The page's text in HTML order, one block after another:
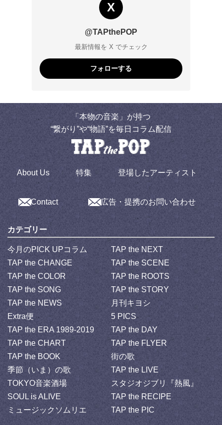
X
@TAPthePOP
最新情報を X でチェック
フォローする
「本物の音楽」が持つ
“繋がり”や“物語”を毎日コラム配信
About Us 特集 登場したアーティスト
Contact 広告・提携のお問い合わせ
カテゴリー
今月のPICK UPコラム
TAP the NEXT
TAP the CHANGE
TAP the SCENE
TAP the COLOR
TAP the ROOTS
TAP the SONG
TAP the STORY
TAP the NEWS
月刊キヨシ
Extra便
5 PICS
TAP the ERA 1989-2019
TAP the DAY
TAP the CHART
TAP the FLYER
TAP the BOOK
街の歌
季節（いま）の歌
TAP the LIVE
TOKYO音楽酒場
スタジオジブリ『熱風』
SOUL is ALIVE
TAP the RECIPE
ミュージックソムリエ
TAP the PIC